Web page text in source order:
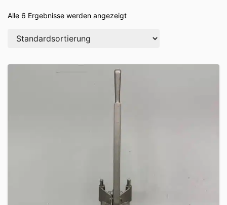
Alle 6 Ergebnisse werden angezeigt